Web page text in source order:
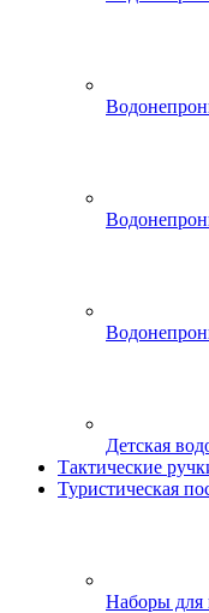
Детская
Тактические
Туристическая
Наборы для